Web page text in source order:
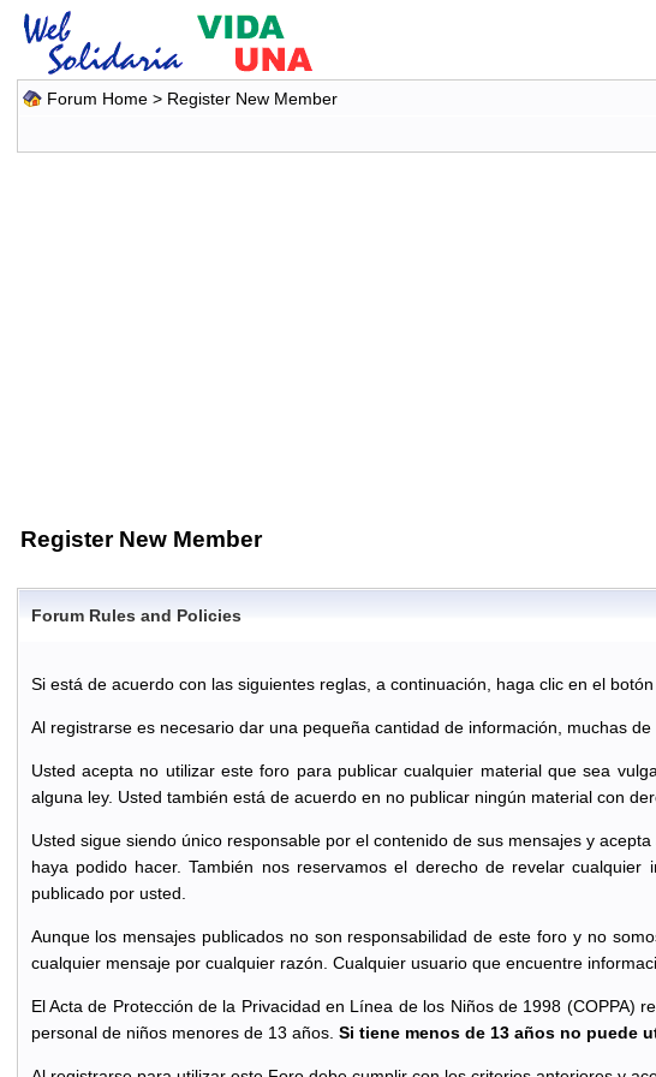
Forum Home> Register New Member
Register New Member
Forum Rules and Policies
Si está de acuerdo con las siguientes reglas, a continuación, haga clic en el
Al registrarse es necesario dar una pequeña cantidad de información, muchas de
Usted acepta no utilizar este foro para publicar cualquier material que sea
alguna ley. Usted también está de acuerdo en no publicar ningún material con
Usted sigue siendo único responsable por el contenido de sus mensajes y
haya podido hacer. También nos reservamos el derecho de revelar
publicado por usted.
Aunque los mensajes publicados no son responsabilidad de este foro y no
cualquier mensaje por cualquier razón. Cualquier usuario que encuentre
El Acta de Protección de la Privacidad en Línea de los Niños de 1998
personal de niños menores de 13 años. Si tiene menos de 13 años no puede